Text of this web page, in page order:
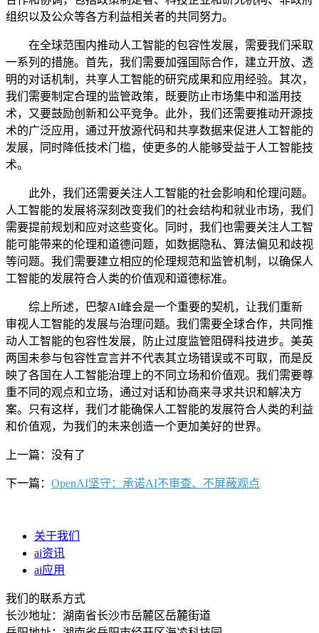
组织以及公众等各方利益相关者的共同努力。
在全球范围内推动人工智能的包容性发展，需要我们采取
一系列的措施。首先，我们需要加强国际合作，建立开放、透
明的对话机制，共享人工智能的研究成果和应用经验。其次，
我们需要制定合理的监管政策，既要防止市场集中和滥用技
术，又要鼓励创新和公平竞争。此外，我们还需要推动开源技
术的广泛应用，通过开放源代码和共享数据来促进人工智能的
发展，同时降低技术门槛，使更多的人能够受益于人工智能技
术。
此外，我们还需要关注人工智能的社会影响和伦理问题。
人工智能的发展将深刻改变我们的社会结构和就业市场，我们
需要提前规划和应对这些变化。同时，我们也需要关注人工智
能可能带来的伦理和道德问题，如数据隐私、算法偏见和歧视
等问题。我们需要建立相应的伦理规范和监管机制，以确保人
工智能的发展符合人类的价值观和道德标准。
综上所述，巴黎AI峰会是一个重要的契机，让我们重新
审视人工智能的发展与治理问题。我们需要全球合作，共同推
动人工智能的包容性发展，防止过度监管阻碍科技进步。美英
两国未参与包容性宣言并不代表其立场错误或不可取，而是反
映了各国在人工智能治理上的不同立场和价值观。我们需要尊
重不同的观点和立场，通过对话和协商来寻求共识和解决方
案。只有这样，我们才能确保人工智能的发展符合人类的利益
和价值观，为我们的未来创造一个更加美好的世界。
上一篇：没有了
下一篇： OpenAI坚守：承诺AI不审查、不屏蔽观点
关于我们
ai资讯
ai应用
我们的联系方式
长沙地址：湖南省长沙市岳麓区岳麓街道